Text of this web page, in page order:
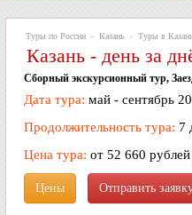
Туры по России » Казань » Туры в Казань
Казань - день за
Сборный экскурсионный тур,
Дата тура: май - сентябрь
Продолжительность тура: 7
Цена тура: от 52 660 рублей
Цены